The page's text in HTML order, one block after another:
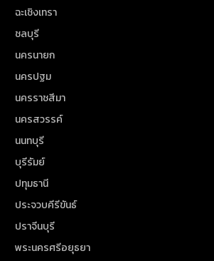
ฉะเชิงเทรา
ชลบุรี
นครนายก
นครปฐม
นครราชสีมา
นครสวรรค์
นนทบุรี
บุรีรัมย์
ปทุมธานี
ประจวบคีรีขันธ์
ปราจีนบุรี
พระนครศรีอยุธยา